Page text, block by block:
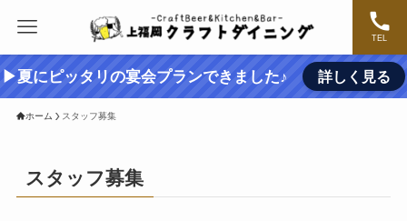
TEL
▶夏にピッタリの宴会プランできました♪ 詳しく見る
ホーム スタッフ募集
スタッフ募集